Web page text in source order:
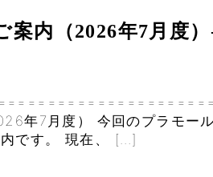
案内（2026年7月度
年7月度） 今回のプラモー
です。 現在、 […]